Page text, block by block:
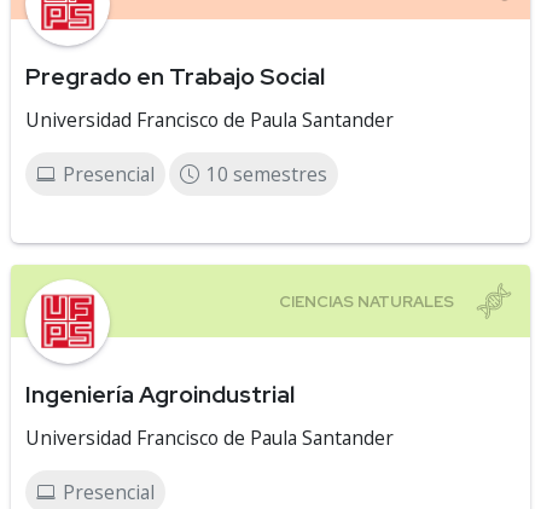
Pregrado en Trabajo Social
Universidad Francisco de Paula Santander
Presencial 10 semestres
Ingeniería Agroindustrial
Universidad Francisco de Paula Santander
Presencial